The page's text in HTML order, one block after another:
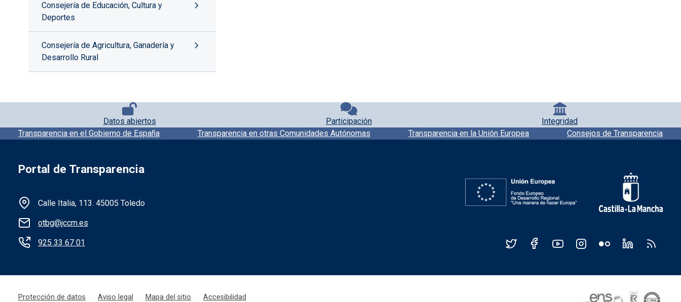
Consejería de Educación, Cultura y
Deportes
Consejería de Agricultura, Ganadería y
Desarrollo Rural
Pie de página con iconos
Datos abiertos Participación Integridad
Pie de pagina información
Transparencia en el Gobierno de España Transparencia en otras Comunidades Autónomas Transparencia en la Unión Europea Consejos de Transparencia
Portal de Transparencia
Información de la institución
Calle Italia, 113. 45005 Toledo
otbg@jccm.es
925 33 67 01
Protección de datos Aviso legal Mapa del sitio Accesibilidad